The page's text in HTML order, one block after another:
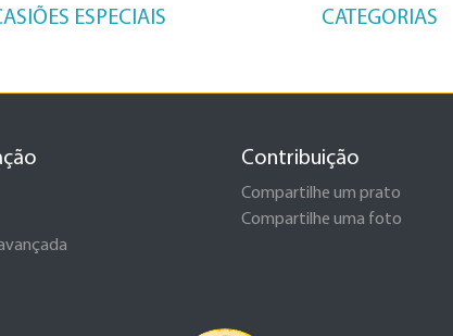
ESPECIAIS CATEGORIAS
Contribuição
Compartilhe um prato
Compartilhe uma foto